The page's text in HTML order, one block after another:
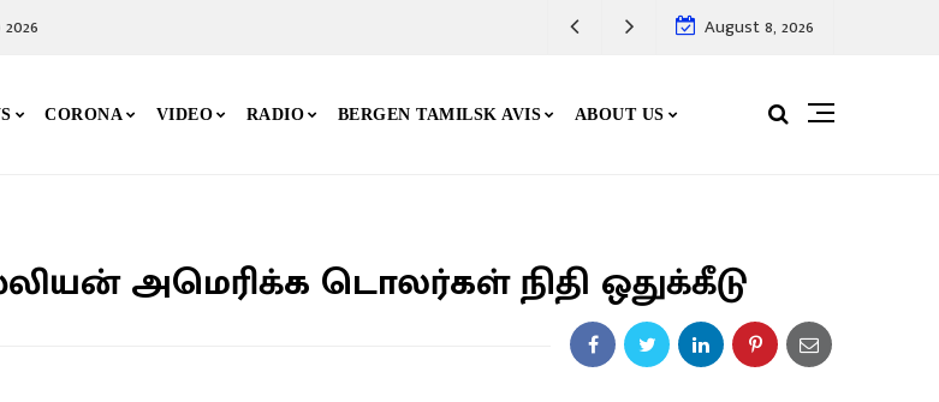
August 8, 2026
CORONA VIDEO RADIO BERGEN TAMILSK AVIS ABOUT US
அமெரிக்க டொலர்கள் நிதி ஒதுக்கீடு